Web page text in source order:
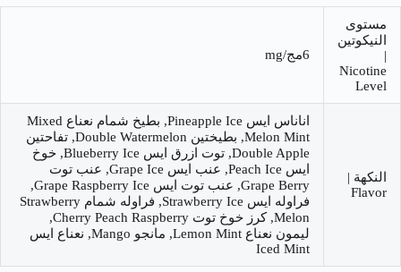
مستوى
النيكوتين
|
Nicotine
Level
6مج/mg
النكهة |
Flavor
اناناس ايس Pineapple Ice, بطيخ شمام نعناع Mixed
Melon Mint, بطيختين Double Watermelon, تفاحتين
Double Apple, توت ازرق ايس Blueberry Ice, خوخ
ايس Peach Ice, عنب ايس Grape Ice, عنب توت
Grape Berry, عنب توت ايس Grape Raspberry Ice,
فراوله ايس Strawberry Ice, فراوله شمام Strawberry
Melon, كرز خوخ توت Cherry Peach Raspberry,
ليمون نعناع Lemon Mint, مانجو Mango, نعناع ايس
Iced Mint